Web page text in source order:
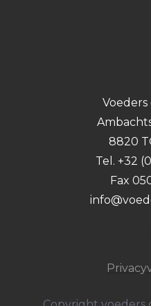
Voeders
8820
Tel. +32
Fax